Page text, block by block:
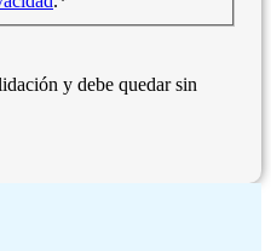
y debe quedar sin